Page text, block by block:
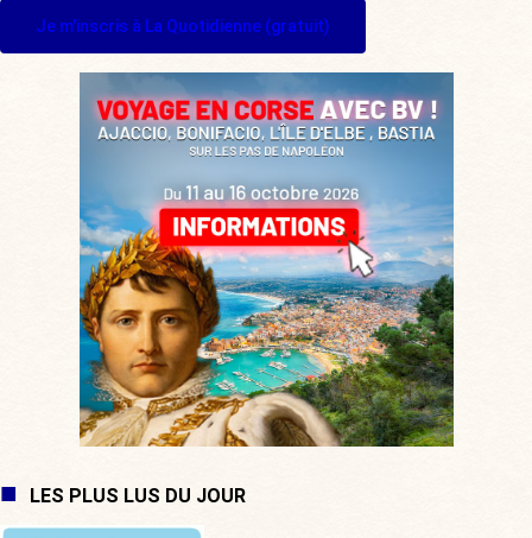
Je m'inscris à La Quotidienne (gratuit)
LES PLUS LUS DU JOUR